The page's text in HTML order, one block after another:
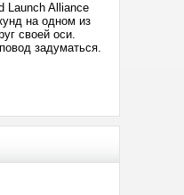
Launch Alliance
на одном из
своей оси.
задуматься.